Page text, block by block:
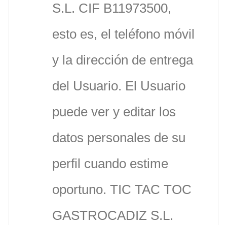
S.L. CIF B11973500,
esto es, el teléfono móvil
y la dirección de entrega
del Usuario. El Usuario
puede ver y editar los
datos personales de su
perfil cuando estime
oportuno. TIC TAC TOC
GASTROCADIZ S.L.